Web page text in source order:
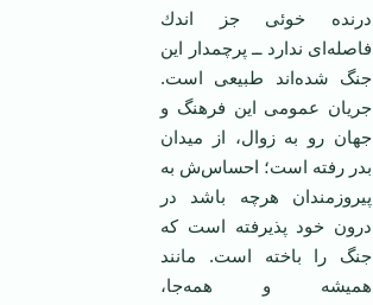
درنده خوئی جز اندك
فاصله‌ای ندارد ــ پرچمدار اين
جنگ شده‌اند طبيعی است.
جريان عمومی ‌اين فرهنگ و
جهان رو به زوال، از ميدان
بدر رفته است؛ احساس‌ش به
پيروزمندان هرچه باشد در
درون خود پذيرفته است كه
جنگ را باخته است. مانند
هميشه و همه‌جا،